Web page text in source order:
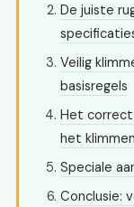
De juiste
Veilig
basisregels
Het correct
het klimmen
Speciale
Conclusie: